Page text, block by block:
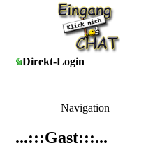
Direkt-Login
Navigation
...:::Gast:::...